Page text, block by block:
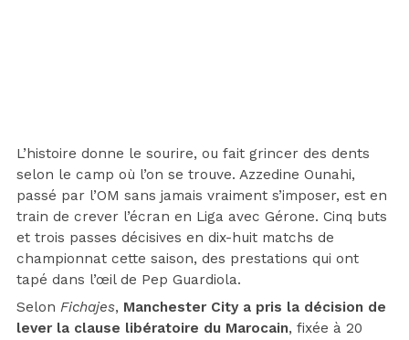
L’histoire donne le sourire, ou fait grincer des dents
selon le camp où l’on se trouve. Azzedine Ounahi,
passé par l’OM sans jamais vraiment s’imposer, est en
train de crever l’écran en Liga avec Gérone. Cinq buts
et trois passes décisives en dix-huit matchs de
championnat cette saison, des prestations qui ont
tapé dans l’œil de Pep Guardiola.
Selon Fichajes, Manchester City a pris la décision de
lever la clause libératoire du Marocain, fixée à 20